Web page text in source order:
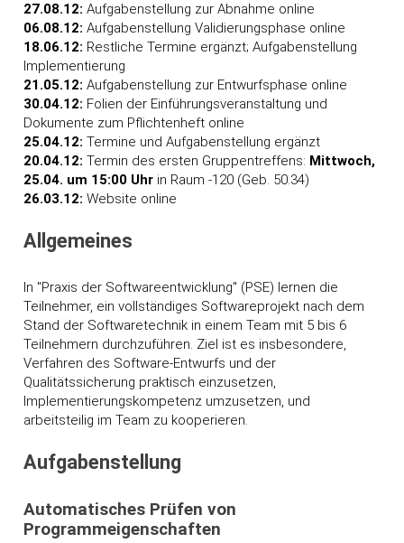
27.08.12: Aufgabenstellung zur Abnahme online
06.08.12: Aufgabenstellung Validierungsphase online
18.06.12: Restliche Termine ergänzt; Aufgabenstellung
Implementierung
21.05.12: Aufgabenstellung zur Entwurfsphase online
30.04.12: Folien der Einführungsveranstaltung und
Dokumente zum Pflichtenheft online
25.04.12: Termine und Aufgabenstellung ergänzt
20.04.12: Termin des ersten Gruppentreffens: Mittwoch,
25.04. um 15:00 Uhr in Raum -120 (Geb. 50.34)
26.03.12: Website online
Allgemeines
In "Praxis der Softwareentwicklung" (PSE) lernen die
Teilnehmer, ein vollständiges Softwareprojekt nach dem
Stand der Softwaretechnik in einem Team mit 5 bis 6
Teilnehmern durchzuführen. Ziel ist es insbesondere,
Verfahren des Software-Entwurfs und der
Qualitätssicherung praktisch einzusetzen,
Implementierungskompetenz umzusetzen, und
arbeitsteilig im Team zu kooperieren.
Aufgabenstellung
Automatisches Prüfen von
Programmeigenschaften